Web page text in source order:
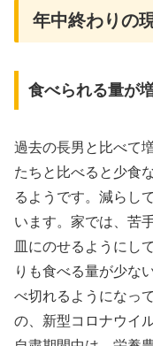
年中終わりの
食べられる量が
過去の長男と比べて
たちと比べると少食
るようです。減らし
います。家では、苦
皿にのせるようにし
りも食べる量が少な
べ切れるようになっ
の、新型コロナウイ